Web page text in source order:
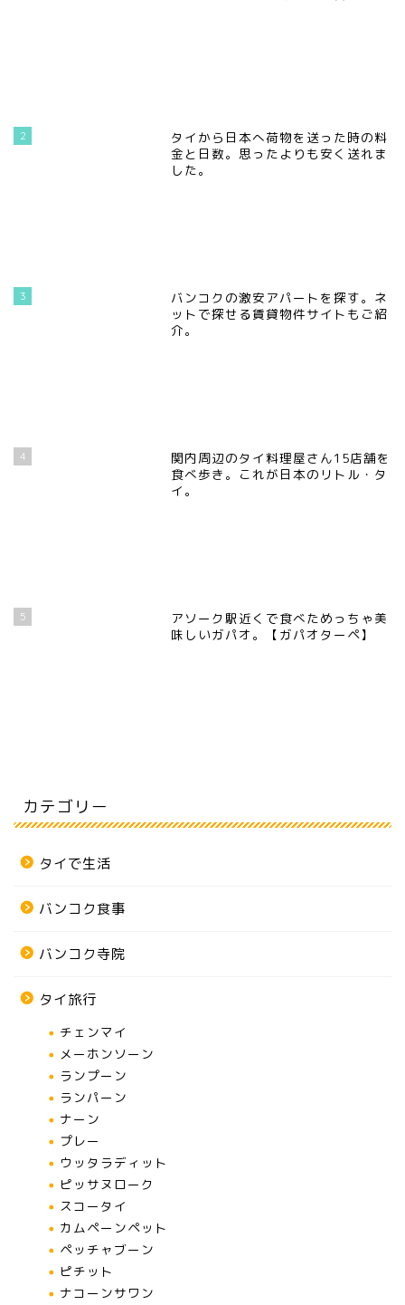
2
タイから日本へ荷物を送った時の料
金と日数。思ったよりも安く送れま
した。
3
バンコクの激安アパートを探す。ネ
ットで探せる賃貸物件サイトもご紹
介。
4
関内周辺のタイ料理屋さん15店舗を
食べ歩き。これが日本のリトル・タ
イ。
5
アソーク駅近くで食べためっちゃ美
味しいガパオ。【ガパオターペ】
カテゴリー
タイで生活
バンコク食事
バンコク寺院
タイ旅行
チェンマイ
メーホンソーン
ランプーン
ランパーン
ナーン
プレー
ウッタラディット
ピッサヌローク
スコータイ
カムペーンペット
ペッチャブーン
ピチット
ナコーンサワン